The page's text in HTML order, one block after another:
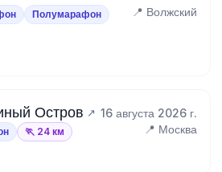
Полумарафон
📍 Волжский
Остров 16 августа 2026 г.
🏃 24 км 📍 Москва